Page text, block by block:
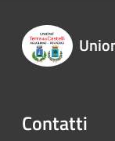
Contatti